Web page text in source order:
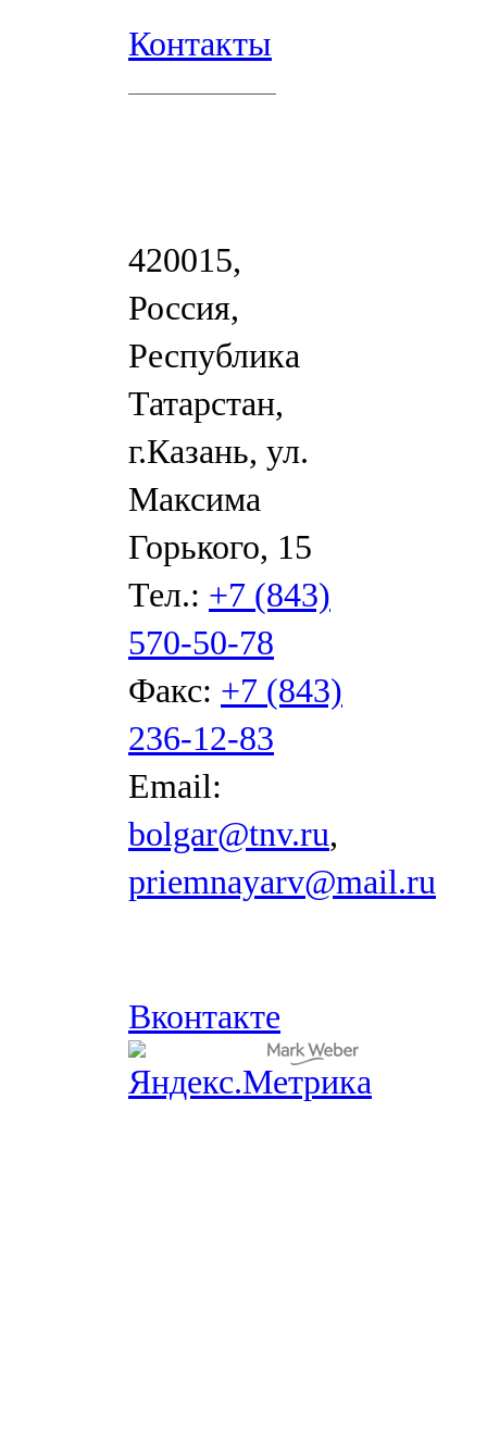
Контакты
420015,
Россия,
Республика
Татарстан,
г.Казань, ул.
Максима
Горького, 15
Тел.: +7 (843)
570-50-78
Факс: +7 (843)
236-12-83
Email:
bolgar@tnv.ru,
priemnayarv@mail.ru
Вконтакте